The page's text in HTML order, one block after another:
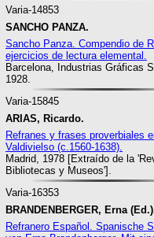
Varia-14853
SANCHO PANZA.
Sancho Panza. Compendio de
ejercicios de lectura elemental.
Barcelona, Industrias Gráficas
1928.
Varia-15845
ARIAS, Ricardo.
Refranes y frases proverbiales
Valdivielso (c.1560-1638).
Madrid, 1978 [Extraído de la
Bibliotecas y Museos'].
Varia-16353
BRANDENBERGER, Erna
Refranero Español. Spanische